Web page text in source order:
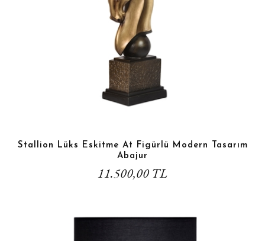
Stallion Lüks Eskitme At Figürlü Modern Tasarım
Abajur
11.500,00 TL